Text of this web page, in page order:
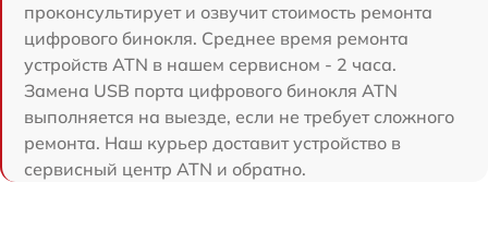
проконсультирует и озвучит стоимость ремонта
цифрового бинокля. Среднее время ремонта
устройств ATN в нашем сервисном - 2 часа.
Замена USB порта цифрового бинокля ATN
выполняется на выезде, если не требует сложного
ремонта. Наш курьер доставит устройство в
сервисный центр ATN и обратно.